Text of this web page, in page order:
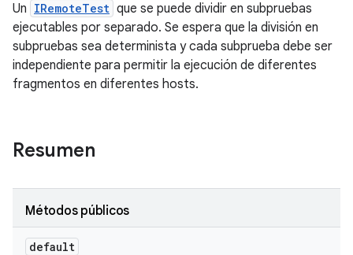
Un IRemoteTest que se puede dividir en subpruebas
ejecutables por separado. Se espera que la división en
subpruebas sea determinista y cada subprueba debe ser
independiente para permitir la ejecución de diferentes
fragmentos en diferentes hosts.
Resumen
Métodos públicos
default